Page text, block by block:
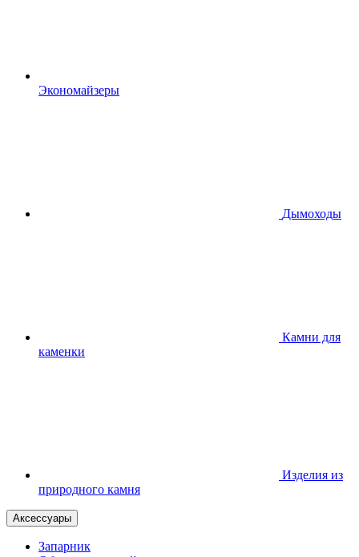
Экономайзеры
Дымоходы
Камни для
каменки
Изделия из
природного камня
Аксессуары
Запарник